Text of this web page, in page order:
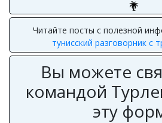
Читайте посты с полезной
тунисский разговорник с
Вы можете
командой
эту